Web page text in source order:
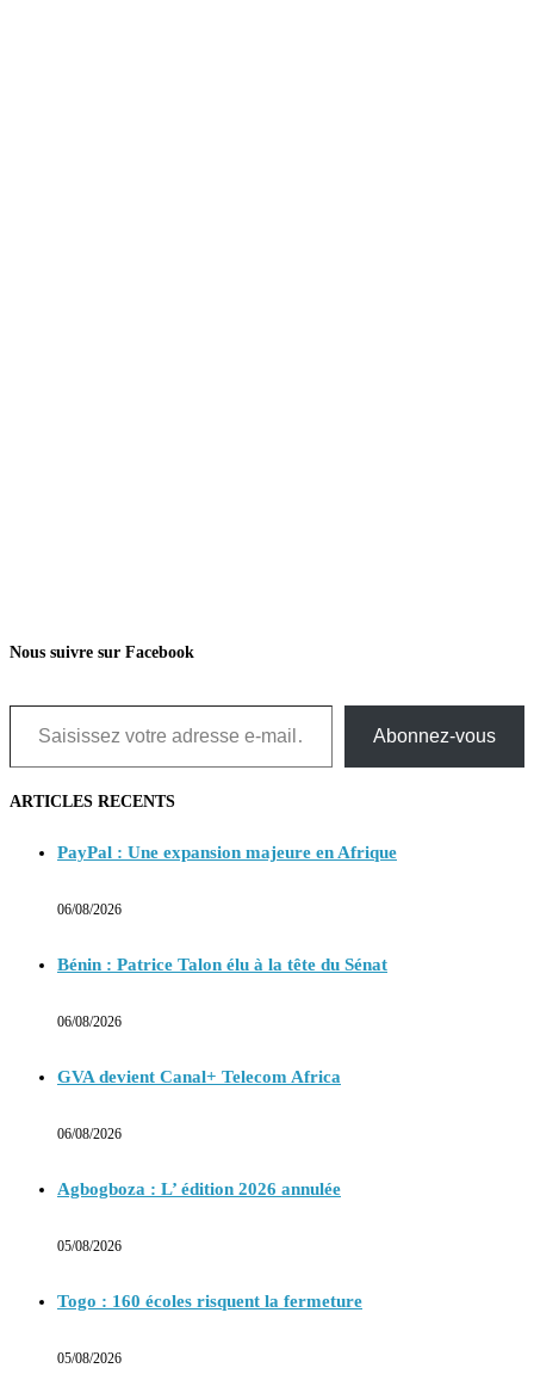
Nous suivre sur Facebook
Saisissez votre adresse e-mail…
Abonnez-vous
ARTICLES RECENTS
PayPal : Une expansion majeure en Afrique
06/08/2026
Bénin : Patrice Talon élu à la tête du Sénat
06/08/2026
GVA devient Canal+ Telecom Africa
06/08/2026
Agbogboza : L’ édition 2026 annulée
05/08/2026
Togo : 160 écoles risquent la fermeture
05/08/2026